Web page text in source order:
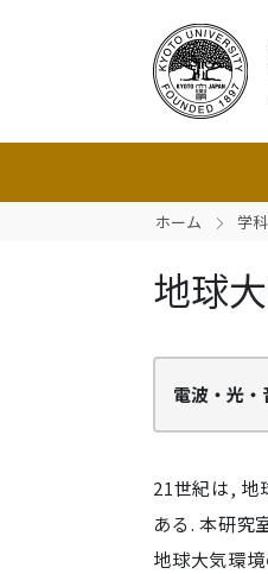
ホーム 学
地球
電波・光
21世紀は, 地
ある. 本研究
地球大気環